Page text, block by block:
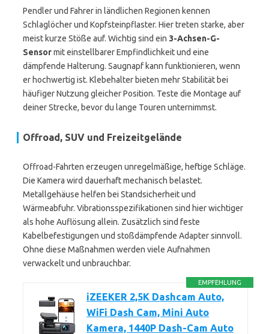
Pendler und Fahrer in ländlichen Regionen kennen
Schlaglöcher und Kopfsteinpflaster. Hier treten starke, aber
meist kurze Stöße auf. Wichtig sind ein 3-Achsen-G-
Sensormit einstellbarer Empfindlichkeit und eine
dämpfende Halterung. Saugnapf kann funktionieren, wenn
er hochwertig ist. Klebehalter bieten mehr Stabilität bei
häufiger Nutzung gleicher Position. Teste die Montage auf
deiner Strecke, bevor du lange Touren unternimmst.
Offroad, SUV und Freizeitgelände
Offroad-Fahrten erzeugen unregelmäßige, heftige Schläge.
Die Kamera wird dauerhaft mechanisch belastet.
Metallgehäuse helfen bei Standsicherheit und
Wärmeabfuhr. Vibrationsspezifikationen sind hier wichtiger
als hohe Auflösung allein. Zusätzlich sind feste
Kabelbefestigungen und stoßdämpfende Adapter sinnvoll.
Ohne diese Maßnahmen werden viele Aufnahmen
verwackelt und unbrauchbar.
EMPFEHLUNG
iZEEKER 2,5K Dashcam Auto,
WiFi Dash Cam, Mini Auto
Kamera, 1440P Dash-Cam Auto